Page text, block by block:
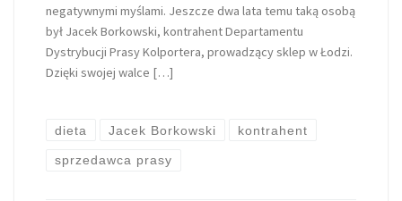
negatywnymi myślami. Jeszcze dwa lata temu taką osobą
był Jacek Borkowski, kontrahent Departamentu
Dystrybucji Prasy Kolportera, prowadzący sklep w Łodzi.
Dzięki swojej walce […]
dieta Jacek Borkowski kontrahent
sprzedawca prasy